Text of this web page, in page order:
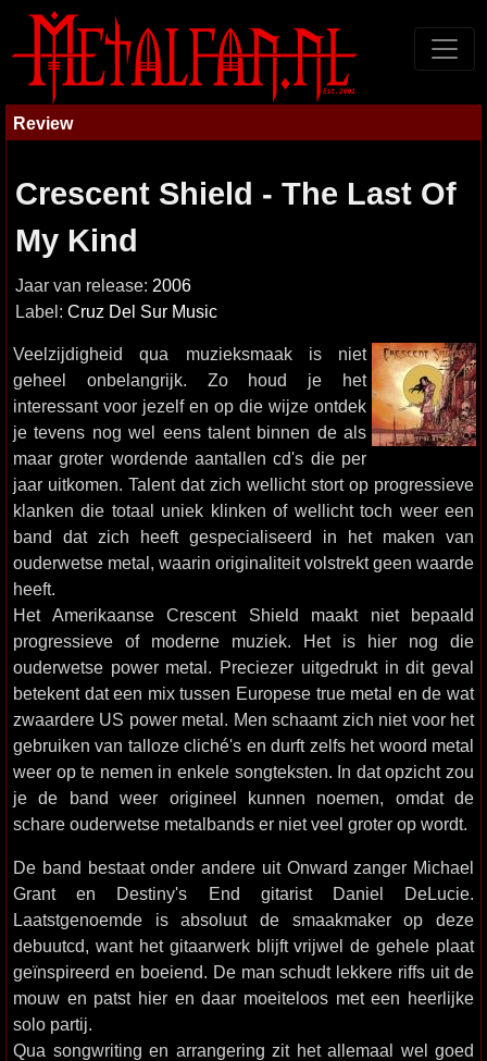
Review
Crescent Shield - The Last Of
My Kind
Jaar van release: 2006
Label: Cruz Del Sur Music
Veelzijdigheid qua muzieksmaak is niet
geheel onbelangrijk. Zo houd je het
interessant voor jezelf en op die wijze ontdek
je tevens nog wel eens talent binnen de als
maar groter wordende aantallen cd's die per
jaar uitkomen. Talent dat zich wellicht stort op progressieve
klanken die totaal uniek klinken of wellicht toch weer een
band dat zich heeft gespecialiseerd in het maken van
ouderwetse metal, waarin originaliteit volstrekt geen waarde
heeft.
Het Amerikaanse Crescent Shield maakt niet bepaald
progressieve of moderne muziek. Het is hier nog die
ouderwetse power metal. Preciezer uitgedrukt in dit geval
betekent dat een mix tussen Europese true metal en de wat
zwaardere US power metal. Men schaamt zich niet voor het
gebruiken van talloze cliché's en durft zelfs het woord metal
weer op te nemen in enkele songteksten. In dat opzicht zou
je de band weer origineel kunnen noemen, omdat de
schare ouderwetse metalbands er niet veel groter op wordt.
De band bestaat onder andere uit Onward zanger Michael
Grant en Destiny's End gitarist Daniel DeLucie.
Laatstgenoemde is absoluut de smaakmaker op deze
debuutcd, want het gitaarwerk blijft vrijwel de gehele plaat
geïnspireerd en boeiend. De man schudt lekkere riffs uit de
mouw en patst hier en daar moeiteloos met een heerlijke
solo partij.
Qua songwriting en arrangering zit het allemaal wel goed